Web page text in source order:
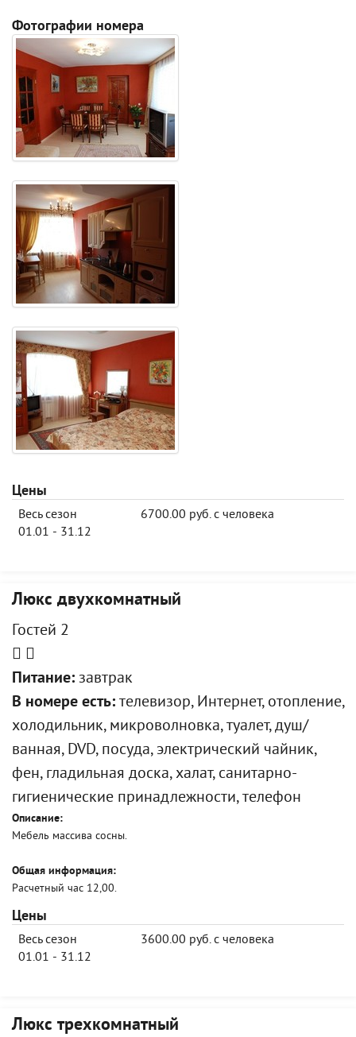
Фотографии номера
Цены
Весь сезон
01.01 - 31.12
6700.00 руб. с человека
Люкс двухкомнатный
Гостей 2
Питание: завтрак
В номере есть: телевизор, Интернет, отопление,
холодильник, микроволновка, туалет, душ/
ванная, DVD, посуда, электрический чайник,
фен, гладильная доска, халат, санитарно-
гигиенические принадлежности, телефон
Описание:
Мебель массива сосны.
Общая информация:
Расчетный час 12,00.
Цены
Весь сезон
01.01 - 31.12
3600.00 руб. с человека
Люкс трехкомнатный